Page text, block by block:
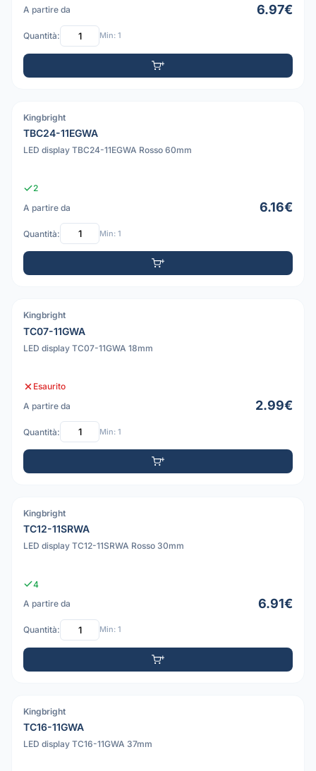
A partire da
6.97€
Quantità: Min: 1
PDF
Kingbright
TBC24-11EGWA
LED display TBC24-11EGWA Rosso 60mm
2
A partire da
6.16€
Quantità: Min: 1
PDF
Kingbright
TC07-11GWA
LED display TC07-11GWA 18mm
Esaurito
A partire da
2.99€
Quantità: Min: 1
PDF
Kingbright
TC12-11SRWA
LED display TC12-11SRWA Rosso 30mm
4
A partire da
6.91€
Quantità: Min: 1
PDF
Kingbright
TC16-11GWA
LED display TC16-11GWA 37mm